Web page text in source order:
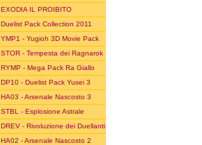
EXODIA IL PROIBITO
Duelist Pack Collection 2011
YMP1 - Yugioh 3D Movie Pack
STOR - Tempesta dei Ragnarok
RYMP - Mega Pack Ra Giallo
DP10 - Duelist Pack Yusei 3
HA03 - Arsenale Nascosto 3
STBL - Esplosione Astrale
DREV - Rivoluzione dei Duellanti
HA02 - Arsenale Nascosto 2